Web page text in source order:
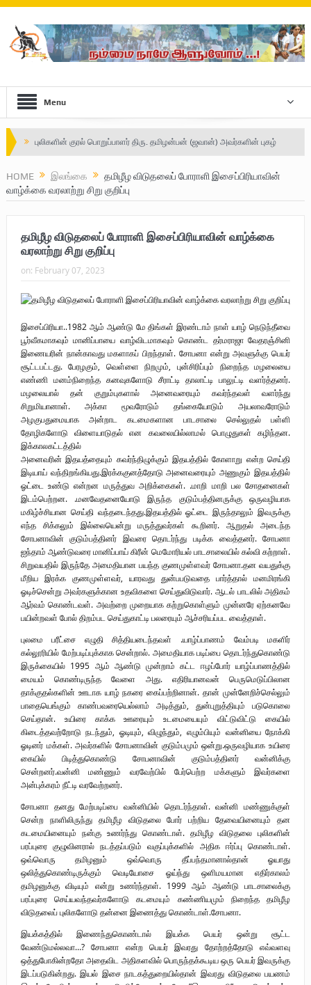
Menu
புலிகளின் குரல் பொறுப்பாளர் திரு. தமிழன்பன் (ஜவான்) அவர்களின் புகழ்
தீக்குரல்’ இசைப்பேழை வெளியீடும்.
நாடாளுமன்ற உறுப்பினர் இராமநாதன் அர்ச்சுனா அவர்களுக்கு நிலவனின்
திறந்த மடல்!
Safe Zone: Killing Fields – Nilavan
பாதுகாப்பு வலயம் : படுகொலைக்களம் – நிலவன்
விடுதலைப் பெருமூச்சு : பிரிகேடியர் தீபன்
மண்ணின் மைந்தன்: பிரிகேடியர் ஜெயம் அண்ணா
வரலாற்று ஆவணங்களின் வெளியீட்டு
முள்ளிவாய்க்கால்: செங்குருதி படிந்த வரலாற்றுச் சுவடு
முள்ளிவாய்க்கால்: துரோகத்தின் சாட்சியம்
HOME இலங்கை
தமிழீழ விடுதலைப் போராளி இசைப்பிரியாவின்
வாழ்க்கை வரலாற்று சிறு குறிப்பு
தமிழீழ விடுதலைப் போராளி இசைப்பிரியாவின் வாழ்க்கை
வரலாற்று சிறு குறிப்பு
on: February 07, 2023
இசைப்பிரியா..1982 ஆம் ஆண்டு மே திங்கள் இரண்டாம் நாள் யாழ் நெடுந்தீவை
பூர்வீகமாகவும் மானிப்பாயை வாழ்விடமாகவும் கொண்ட தர்மராஜா வேதரஞ்சினி
இணையரின் நான்காவது மகளாகப் பிறந்தாள். சோபனா என்று அவளுக்கு பெயர்
சூட்டபட்டது. பேரழகும், வெள்ளை நிறமும், புன்சிரிப்பும் நிறைந்த மழலையை
எண்ணி மனம்நிறைந்த கனவுகளோடு சீராட்டி தாலாட்டி பாலுட்டி வளர்த்தனர்.
மழலையால் தன் குறும்புகளால் அனைவரையும் கவர்ந்தவள் வளர்ந்து
சிறுமியானாள். அக்கா மூவரோடும் தங்கையோடும் அயலாவரோடும்
அழகுபதுமையாக அன்றாட கடமைகளான பாடசாலை செல்லுதல் பள்ளி
தோழிகளோடு விளையாடுதல் என கவலையில்லாமல் பொழுதுகள் கழிந்தன.
இக்காலகட்டத்தில்
அனைவரின் இதயத்தையும் கவர்ந்திழுக்கும் இதயத்தில் கோளாறு என்ற செய்தி
இடியாய் வந்திறங்கியது.இரக்ககுனத்தோடு அனைவரையும் அணுகும் இதயத்தில்
ஓட்டை உண்டு என்றன மருத்துவ அறிக்கைகள். .மாறி மாறி பல சோதனைகள்
இடம்பெற்றன. .மனவேதனையோடு இருந்த குடும்பத்தினருக்கு ஒருவழியாக
மகிழ்ச்சியான செய்தி வந்தடைந்தது.இதயத்தில் ஓட்டை இருந்தாலும் இவருக்கு
எந்த சிக்கலும் இல்லையென்று மருத்துவர்கள் கூறினர். ஆறுதல் அடைந்த
சோபனாவின் குடும்பத்தினர் இவரை தொடர்ந்து படிக்க வைத்தனர். சோபனா
ஐந்தாம் ஆண்டுவரை மானிப்பாய் கிரீன் மெமோரியல் பாடசாலையில் கல்வி கற்றாள்.
சிறுவயதில் இருந்தே அமைதியான பயந்த குணமுள்ளவர் சோபனா.தன வயதுக்கு
மீறிய இரக்க குணமுள்ளவர், யாரவது துன்பபடுவதை பார்த்தால் மனமிரங்கி
ஓடிச்சென்று அவர்களுக்கான உதவிகளை செய்துவிடுவார். ஆடல் பாடலில் அதிகம்
ஆர்வம் கொண்டவள். அவற்றை முறையாக கற்றுகொள்ளும் முன்னரே ஏற்கனவே
பயின்றவள் போல் திறம்பட செய்துகாட்டி பலரையும் ஆச்சரியப்பட வைத்தாள்.
புலமை பரீட்சை எழுதி சித்தியடைந்தவள் .யாழ்ப்பாணம் வேம்படி மகளிர்
கல்லூரியில் மேற்படிப்புக்காக சென்றால். அமைதியாக படிப்பை தொடர்ந்துகொண்டு
இருக்கையில் 1995 ஆம் ஆண்டு முன்றாம் கட்ட ஈழப்போர் யாழ்ப்பாணத்தில்
மையம் கொண்டிருந்த வேளை அது. எதிரியானவன் பெருமெடுப்பிலான
தாக்குதல்களின் ஊடாக யாழ் நகரை கைப்பற்றினான். தான் முன்னேறிச்செல்லும்
பாதையெங்கும் காண்பவரையெல்லாம் அடித்தும், துன்புறுத்தியும் படுகொலை
செய்தான். உயிரை காக்க ஊரையும் உடமையையும் விட்டுவிட்டு கையில்
கிடைத்தவற்றோடு நடந்தும், ஓடியும், விழுந்தும், எழும்பியும் வன்னியை நோக்கி
ஓடினர் மக்கள். அவர்களில் சோபனாவின் குடும்பமும் ஒன்று.ஒருவழியாக உயிரை
கையில் பிடித்துகொண்டு சோபனாவின் குடும்பத்தினர் வன்னிக்கு
சென்றனர்.வன்னி மண்ணும் வரவேற்பில் பேர்பெற்ற மக்களும் இவர்களை
அன்புக்கரம் நீட்டி வரவேற்றனர்.
சோபனா தனது மேற்படிப்பை வன்னியில் தொடர்ந்தாள். வன்னி மண்ணுக்குள்
சென்ற நாளிலிருந்து தமிழீழ விடுதலை போர் பற்றிய தேவையினையும் தன
கடமையினையும் நன்கு உணர்ந்து கொண்டாள். தமிழீழ விடுதலை புலிகளின்
பரப்புரை குழுவினரால் நடத்தப்படும் வகுப்புக்களில் அதிக ஈர்ப்பு கொண்டாள்.
ஒவ்வொரு தமிழனும் ஒவ்வொரு தீப்பந்தமானால்தான் ஓயாது
ஒலித்துகொண்டிருக்கும் வெடியோசை ஓய்ந்து ஒளிமயமான எதிர்காலம்
தமிழனுக்கு விடியும் என்று உணர்ந்தாள். 1999 ஆம் ஆண்டு பாடசாலைக்கு
பரப்புரை செய்யவந்தவர்களோடு கடமையும் கண்ணியமும் நிறைந்த தமிழீழ
விடுதலைப் புலிகளோடு தன்னை இணைத்து கொண்டாள்.சோபனா.
இயக்கத்தில் இணைந்துகொண்டால் இயக்க பெயர் ஒன்று சூட்ட
வேண்டுமல்லவா…? சோபனா என்ற பெயர் இவரது தோற்றத்தோடு எவ்வளவு
ஒத்துபோகின்றதோ அதைவிட அதிகளவில் பொருந்தக்கூடிய ஒரு பெயர் இவருக்கு
இடப்படுகின்றது. இயல் இசை நாடகத்துறையில்தான் இவரது விடுதலை பயணம்